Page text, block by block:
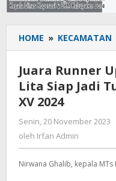
HOME » KECAMATAN
Juara Runner
Lita Siap Jadi
XV 2024
Senin, 20 November 2023
oleh Irfan Admin
Nirwana Ghalib, kepala MTs